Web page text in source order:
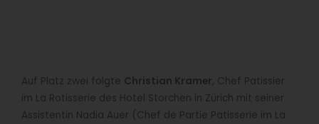
Auf Platz zwei folgte Christian Kramer, Chef Patissier
im La Rotisserie des Hotel Storchen in Zürich mit seiner
Assistentin Nadia Auer (Chef de Partie Patisserie im La